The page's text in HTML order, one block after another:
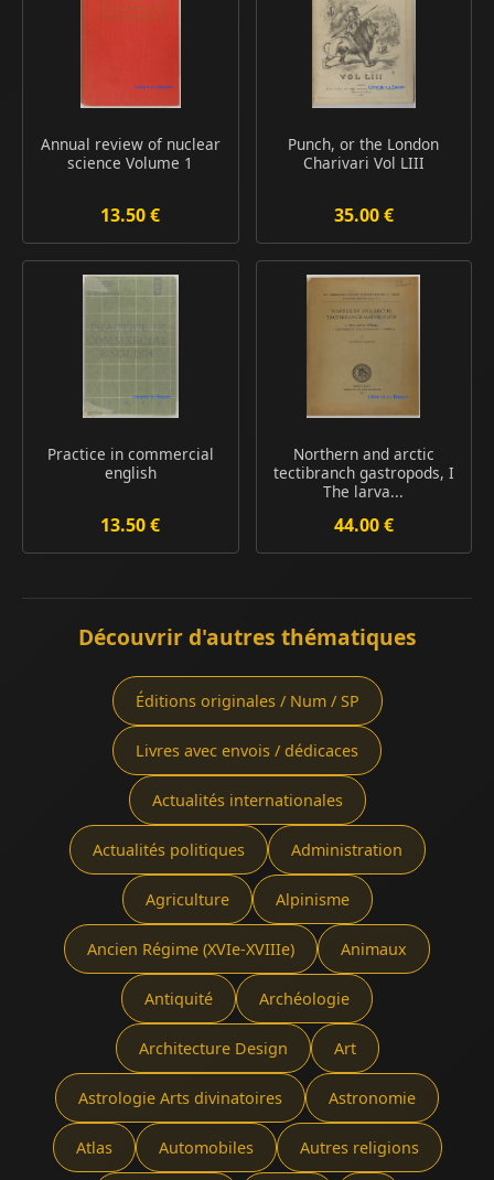
Annual review of nuclear
science Volume 1
13.50 €
Punch, or the London
Charivari Vol LIII
35.00 €
Practice in commercial
english
13.50 €
Northern and arctic
tectibranch gastropods, I
The larva...
44.00 €
Découvrir d'autres thématiques
Éditions originales / Num / SP
Livres avec envois / dédicaces
Actualités internationales
Actualités politiques Administration
Agriculture Alpinisme
Ancien Régime (XVIe-XVIIIe) Animaux
Antiquité Archéologie
Architecture Design Art
Astrologie Arts divinatoires Astronomie
Atlas Automobiles Autres religions